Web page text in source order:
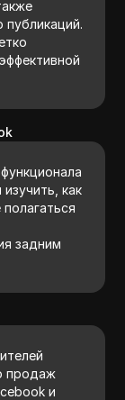
публикаций.
как
задним
продаж
и